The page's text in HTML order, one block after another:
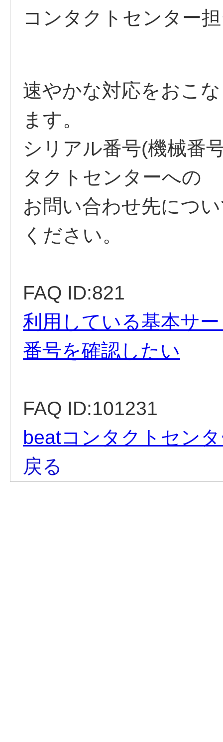
コンタクトセンター
速やかな対応をおこ
ます。
シリアル番号(機械番
タクトセンターへの
お問い合わせ先につ
ください。
FAQ ID:821
利用している基本サ
番号を確認したい
FAQ ID:101231
beatコンタクトセン
戻る